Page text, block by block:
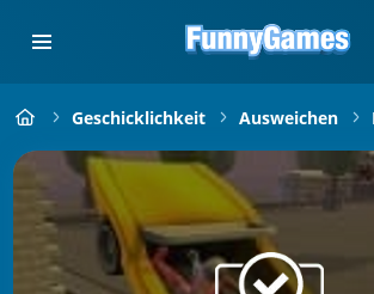
Geschicklichkeit Ausweichen